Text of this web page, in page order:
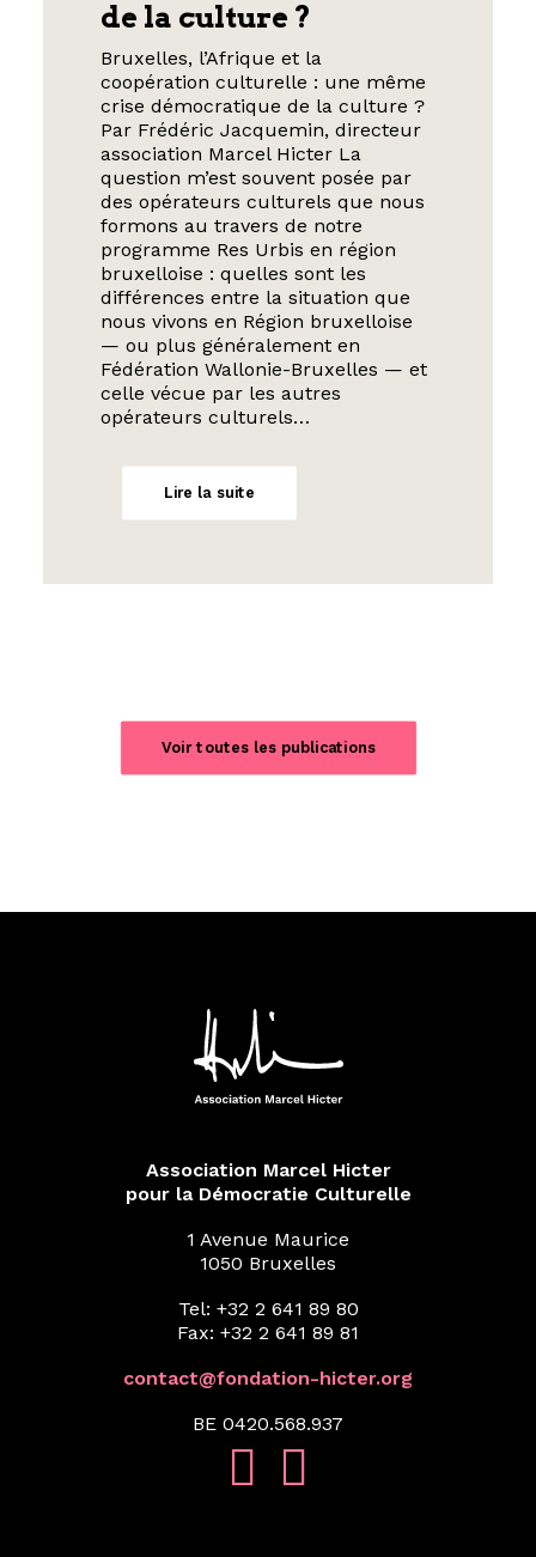
de la culture ?
Bruxelles, l’Afrique et la
coopération culturelle : une même
crise démocratique de la culture ?
Par Frédéric Jacquemin, directeur
association Marcel Hicter La
question m’est souvent posée par
des opérateurs culturels que nous
formons au travers de notre
programme Res Urbis en région
bruxelloise : quelles sont les
différences entre la situation que
nous vivons en Région bruxelloise
— ou plus généralement en
Fédération Wallonie-Bruxelles — et
celle vécue par les autres
opérateurs culturels…
Lire la suite
Voir toutes les publications
Association Marcel Hicter
pour la Démocratie Culturelle
1 Avenue Maurice
1050 Bruxelles
Tel: +32 2 641 89 80
Fax: +32 2 641 89 81
contact@fondation-hicter.org
BE 0420.568.937